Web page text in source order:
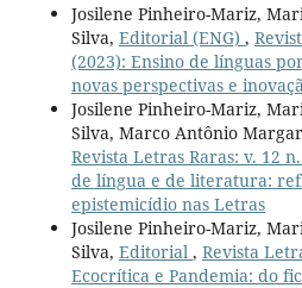
Josilene Pinheiro-Mariz,
Silva, Editorial (ENG) ,
(2023): Ensino de línguas
novas perspectivas e
Josilene Pinheiro-Mariz,
Silva, Marco Antônio
Revista Letras Raras: v. 12
de língua e de literatura:
epistemicídio nas Letras
Josilene Pinheiro-Mariz,
Silva, Editorial , Revista
Ecocrítica e Pandemia: do